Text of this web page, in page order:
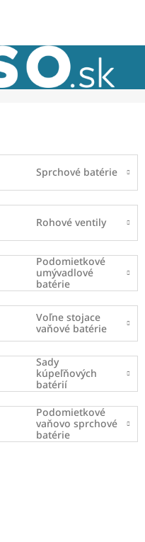
Sprchové batérie
Rohové ventily
Podomietkové
umývadlové
batérie
Voľne stojace
vaňové batérie
Sady
kúpeľňových
batérií
Podomietkové
vaňovo sprchové
batérie